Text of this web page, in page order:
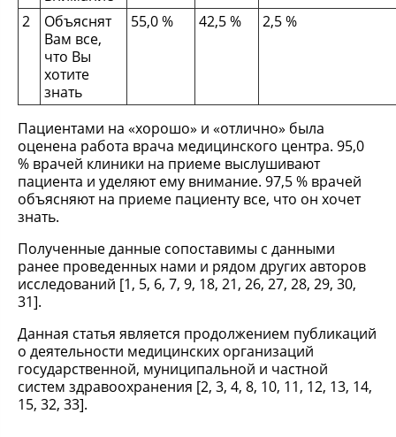
2
Объяснят
Вам все,
что Вы
хотите
знать
55,0 % 42,5 % 2,5 %
Пациентами на «хорошо» и «отлично» была
оценена работа врача медицинского центра. 95,0
% врачей клиники на приеме выслушивают
пациента и уделяют ему внимание. 97,5 % врачей
объясняют на приеме пациенту все, что он хочет
знать.
Полученные данные сопоставимы с данными
ранее проведенных нами и рядом других авторов
исследований [1, 5, 6, 7, 9, 18, 21, 26, 27, 28, 29, 30,
31].
Данная статья является продолжением публикаций
о деятельности медицинских организаций
государственной, муниципальной и частной
систем здравоохранения [2, 3, 4, 8, 10, 11, 12, 13, 14,
15, 32, 33].